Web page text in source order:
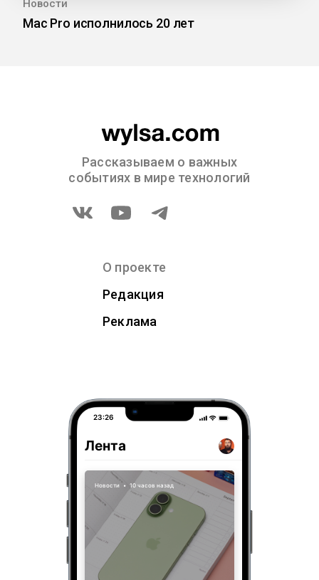
Новости
Mac Pro исполнилось 20 лет
Рассказываем о важных
событиях в мире технологий
О проекте
Редакция
Реклама
23:26
Лента
Новости • 10 часов назад